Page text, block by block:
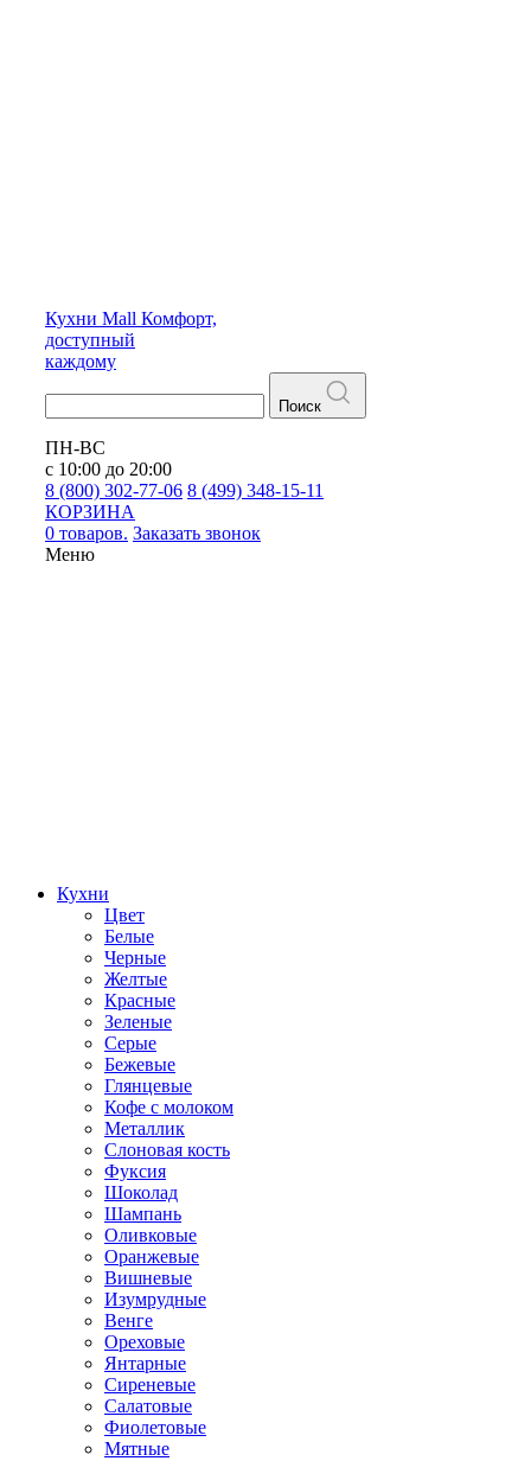
Кухни Mall Комфорт,
доступный
каждому
Поиск
ПН-ВС
с 10:00 до 20:00
8 (800) 302-77-06 8 (499) 348-15-11
КОРЗИНА
0 товаров. Заказать звонок
Меню
Кухни
Цвет
Белые
Черные
Желтые
Красные
Зеленые
Серые
Бежевые
Глянцевые
Кофе с молоком
Металлик
Слоновая кость
Фуксия
Шоколад
Шампань
Оливковые
Оранжевые
Вишневые
Изумрудные
Венге
Ореховые
Янтарные
Сиреневые
Салатовые
Фиолетовые
Мятные